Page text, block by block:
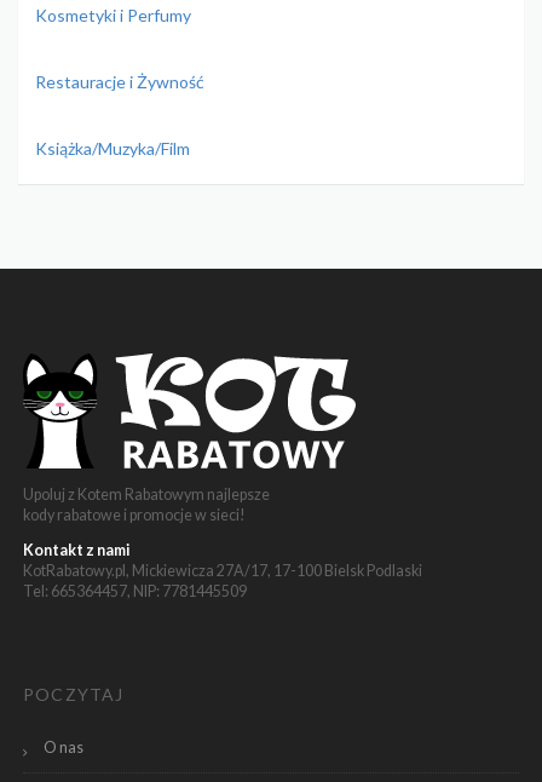
Kosmetyki i Perfumy
Restauracje i Żywność
Książka/Muzyka/Film
Upoluj z Kotem Rabatowym najlepsze
kody rabatowe i promocje w sieci!
Kontakt z nami
KotRabatowy.pl, Mickiewicza 27A/17, 17-100 Bielsk Podlaski
Tel: 665364457, NIP: 7781445509
POCZYTAJ
O nas